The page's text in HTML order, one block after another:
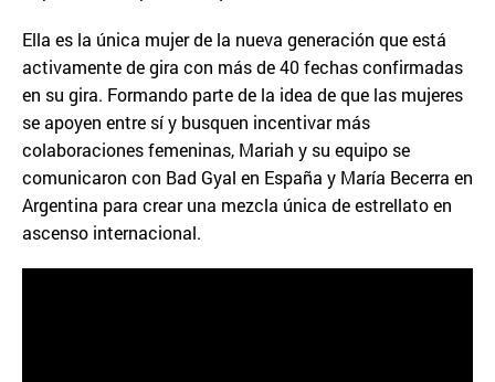
Ella es la única mujer de la nueva generación que está
activamente de gira con más de 40 fechas confirmadas
en su gira. Formando parte de la idea de que las mujeres
se apoyen entre sí y busquen incentivar más
colaboraciones femeninas, Mariah y su equipo se
comunicaron con Bad Gyal en España y María Becerra en
Argentina para crear una mezcla única de estrellato en
ascenso internacional.